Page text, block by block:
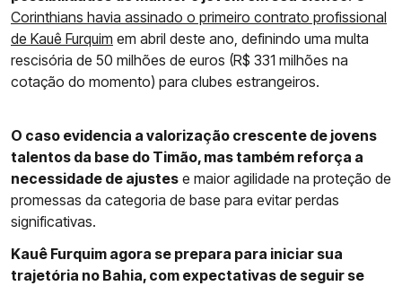
Corinthians havia assinado o primeiro contrato profissional
de Kauê Furquim em abril deste ano, definindo uma multa
rescisória de 50 milhões de euros (R$ 331 milhões na
cotação do momento) para clubes estrangeiros.
O caso evidencia a valorização crescente de jovens
talentos da base do Timão, mas também reforça a
necessidade de ajustes e maior agilidade na proteção de
promessas da categoria de base para evitar perdas
significativas.
Kauê Furquim agora se prepara para iniciar sua
trajetória no Bahia, com expectativas de seguir se